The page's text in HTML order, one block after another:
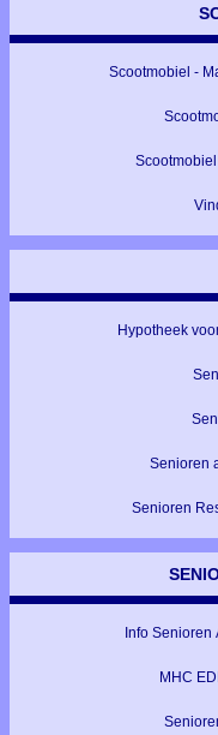
Scootmobiel -
Hypotheek
Senioren
Senioren
Info
MHC